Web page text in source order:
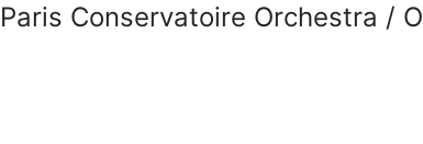
Conservatoire Orchestra /